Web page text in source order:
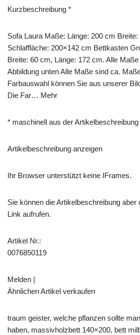
Kurzbeschreibung *
Sofa Laura Maße: Länge: 200 cm
Schlaffläche: 200×142 cm Bettkasten
Breite: 60 cm, Länge: 172 cm. Alle
Abbildung unten Alle Maße sind ca.
Farbauswahl können Sie aus unserer
Die Far… Mehr
* maschinell aus der
Artikelbeschreibung anzeigen
Ihr Browser unterstützt keine IFrames.
Sie können die Artikelbeschreibung
Link aufrufen.
Artikel Nr.:
0076850119
Melden |
Ähnlichen Artikel verkaufen
traum geister, welche pflanzen sollte
haben, massivholzbett 140×200, bett